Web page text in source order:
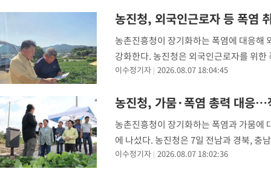
-6705초 전 >[속보]코스피, 6200선 약보합…0.60% 내린 6258.77에 마쳐
[속보]원·달러 환율, 7.7원 내린 1416.1원 마감
-6574초 전 >[속보] 노원서 40.1도 관측…서울, 2018년 이후 첫 40도
-3664초 전 >[속보]종합특검, '계엄 수용공간 확보' 신용해 前교정본부장 기
-2537초 전 >외신들도 주목한 韓축구 파문…"국민적 공분에 수사 재개"
-2508초 전 >
11시간 압수수색에 성접대 파문까지…'쑥대밭' 된 축구협회
-1530초 전 >
[속보]규제합리화위원회 부위원장에 김태유 서울대 공대 교수
태 후임
-31602초 전 >이강인, 폭염 속 AT마드리드 첫 훈련…80명 식사 대접까지(종
-28741초 전 >미 사업체 일자리, 7월에 2.3만개 순감하고 그 전 2개월 10.3
하향수정 (2보)
-28189초 전 >[속보] 미 사업체, 일자리 7월에 2.3만 개 줄어…실업률은
농진청, 외국인근로자 등 폭염
농촌진흥청이 장기화하는 폭염에 대응해
강화한다. 농진청은 외국인근로자를 위
관리자를 배치해 온열질환 예방을 지원
이수정기자 2026.08.07 18:04:45
농진청, 가뭄·폭염 총력 대응…
농촌진흥청이 장기화하는 폭염과 가뭄에
에 나섰다. 농진청은 7일 전남과 경북, 충
대응 상황을 집중 점검했다고 밝혔다. 이
이수정기자 2026.08.07 18:02:36